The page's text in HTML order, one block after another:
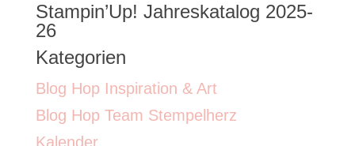
Stampin’Up! Jahreskatalog 2025-
26
Kategorien
Blog Hop Inspiration & Art
Blog Hop Team Stempelherz
Kalender